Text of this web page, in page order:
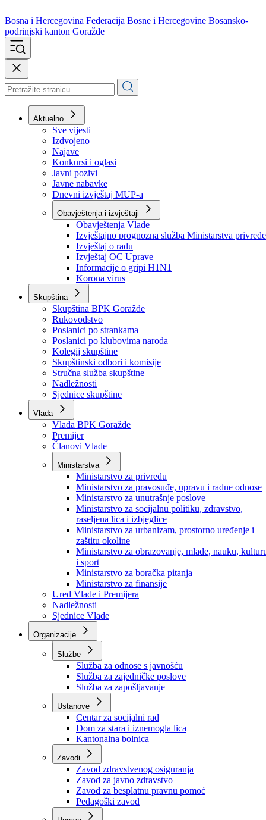
Bosna i Hercegovina
podrinjski kanton Goražde
Aktuelno
Sve vijesti
Izdvojeno
Najave
Konkursi i oglasi
Javni pozivi
Javne nabavke
Dnevni izvještaj MUP-a
Obavještenja i izvještaji
Obavještenja Vlade
Izvještajno prognozna služba Ministarstva privrede
Izvještaj o radu
Izvještaj OC Uprave
Informacije o gripi H1N1
Korona virus
Skupština
Skupština BPK Goražde
Rukovodstvo
Poslanici po strankama
Poslanici po klubovima naroda
Kolegij skupštine
Skupštinski odbori i komisije
Stručna služba skupštine
Nadležnosti
Sjednice skupštine
Vlada
Vlada BPK Goražde
Premijer
Članovi Vlade
Ministarstva
Ministarstvo za privredu
Ministarstvo za pravosuđe, upravu i radne odnose
Ministarstvo za unutrašnje poslove
Ministarstvo za socijalnu politiku, zdravstvo,
raseljena lica i izbjeglice
Ministarstvo za urbanizam, prostorno uređenje i
zaštitu okoline
Ministarstvo za obrazovanje, mlade, nauku,
i sport
Ministarstvo za boračka pitanja
Ministarstvo za finansije
Ured Vlade i Premijera
Nadležnosti
Sjednice Vlade
Organizacije
Službe
Služba za odnose s javnošću
Služba za zajedničke poslove
Služba za zapošljavanje
Ustanove
Centar za socijalni rad
Dom za stara i iznemogla lica
Kantonalna bolnica
Zavodi
Zavod zdravstvenog osiguranja
Zavod za javno zdravstvo